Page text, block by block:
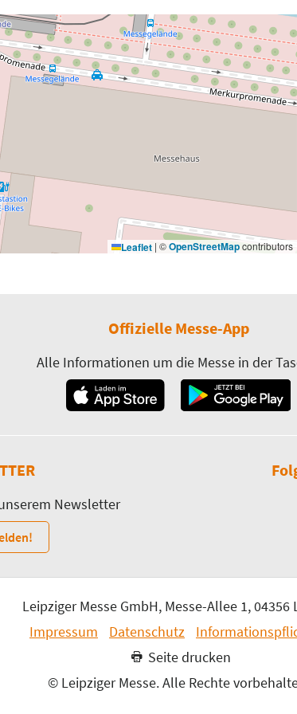
Leaflet | ©OpenStreetMapcontributors
Offizielle Messe-App
Alle Informationen um die Messe in der
Newsletter
Leipziger Messe GmbH, Messe-Allee 1, 04356
Impressum
Datenschutz
Seite drucken
© Leipziger Messe. Alle Rechte